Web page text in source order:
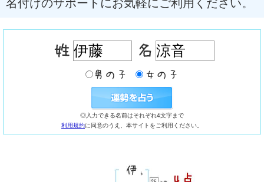
名付けのサポートにお気軽にご利用ください。
◎入力できる名前はそれぞれ4文字まで
利用規約に同意のうえ、本サイトをご利用ください。